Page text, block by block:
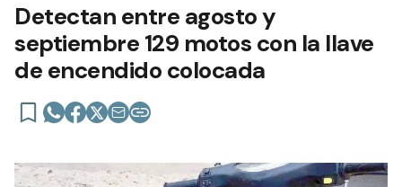
Detectan entre agosto y
septiembre 129 motos con la llave
de encendido colocada